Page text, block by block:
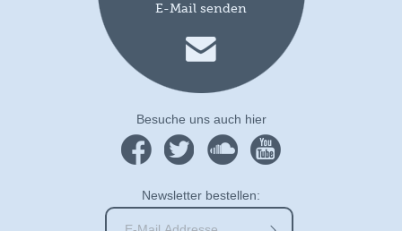
E-Mail senden
Besuche uns auch hier
Newsletter bestellen: